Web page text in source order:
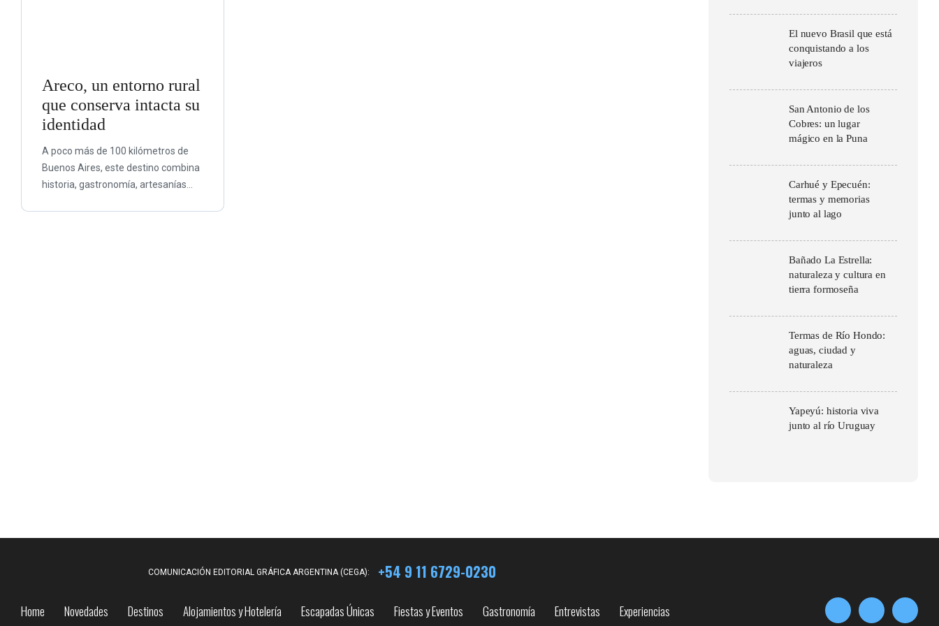
Areco, un entorno rural
que conserva intacta su
identidad
A poco más de 100 kilómetros de
Buenos Aires, este destino combina
historia, gastronomía, artesanías...
El nuevo Brasil que está
conquistando a los
viajeros
San Antonio de los
Cobres: un lugar
mágico en la Puna
Carhué y Epecuén:
termas y memorias
junto al lago
Bañado La Estrella:
naturaleza y cultura en
tierra formoseña
Termas de Río Hondo:
aguas, ciudad y
naturaleza
Yapeyú: historia viva
junto al río Uruguay
COMUNICACIÓN EDITORIAL GRÁFICA ARGENTINA (CEGA): +54 9 11 6729-0230
Home Novedades Destinos Alojamientos y Hotelería Escapadas Únicas Fiestas y Eventos Gastronomía Entrevistas Experiencias